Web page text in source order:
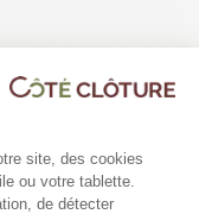
250 M - Basse
599,00 €
site, des cookies
ou votre tablette.
de détecter